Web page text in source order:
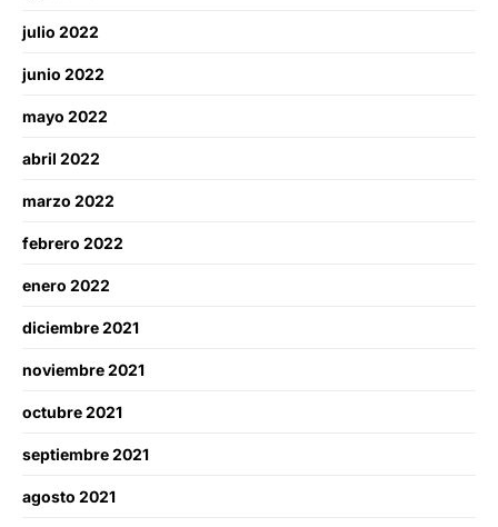
julio 2022
junio 2022
mayo 2022
abril 2022
marzo 2022
febrero 2022
enero 2022
diciembre 2021
noviembre 2021
octubre 2021
septiembre 2021
agosto 2021